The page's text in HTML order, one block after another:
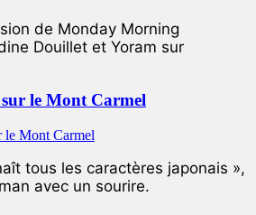
de Monday Morning
Douillet et Yoram sur
le Mont Carmel
tous les caractères japonais »,
avec un sourire.